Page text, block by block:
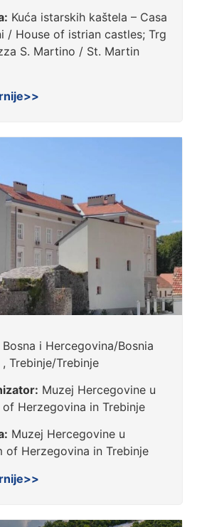
Kuća istarskih kaštela – Casa
/ House of istrian castles; Trg
S. Martino / St. Martin
Bosna i Hercegovina/Bosnia
Trebinje/Trebinje
Muzej Hercegovine u
Herzegovina in Trebinje
Muzej Hercegovine u
of Herzegovina in Trebinje